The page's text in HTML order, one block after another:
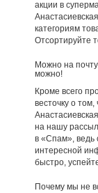
акции в
категориям
Отсортируйте
Можно на
можно!
Кроме всего
весточку о
на нашу
в «Спам», ведь
интересной
быстро,
Почему мы не